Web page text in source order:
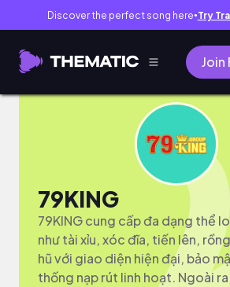
Discover the perfect song here● Try
Join
79KING
79KING cung cấp đa dạng thể
như tài xỉu, xóc đĩa, tiến lên,
hũ với giao diện hiện đại, bảo
thống nạp rút linh hoạt. Ngoài